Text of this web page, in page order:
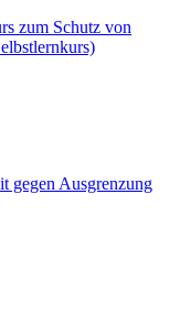
zum Schutz von
gegen Ausgrenzung